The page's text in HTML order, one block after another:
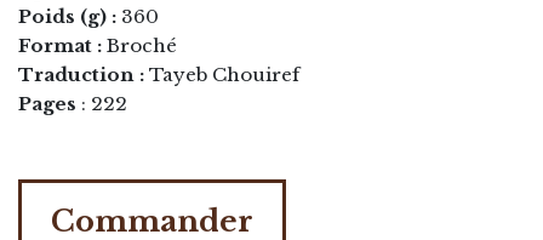
Poids (g) : 360
Format : Broché
Traduction : Tayeb Chouiref
Pages : 222
Commander